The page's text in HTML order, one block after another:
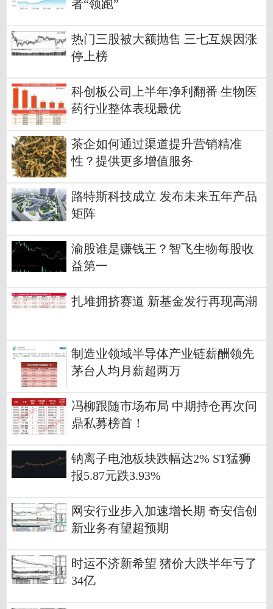
者“领跑”
热门三股被大额抛售 三七互娱因涨
停上榜
科创板公司上半年净利翻番 生物医
药行业整体表现最优
茶企如何通过渠道提升营销精准
性？提供更多增值服务
路特斯科技成立 发布未来五年产品
矩阵
渝股谁是赚钱王？智飞生物每股收
益第一
扎堆拥挤赛道 新基金发行再现高潮
制造业领域半导体产业链薪酬领先
茅台人均月薪超两万
冯柳跟随市场布局 中期持仓再次问
鼎私募榜首！
钠离子电池板块跌幅达2% ST猛狮
报5.87元跌3.93%
网安行业步入加速增长期 奇安信创
新业务有望超预期
时运不济新希望 猪价大跌半年亏了
34亿